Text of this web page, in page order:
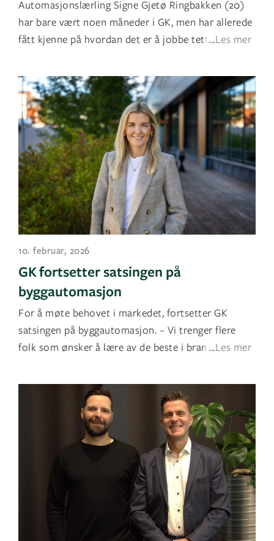
Automasjonslærling Signe Gjetø Ringbakken (20)
har bare vært noen måneder i GK, men har allerede
fått kjenne på hvordan det er å jobbe tett p
...Les mer
10. februar, 2026
GK fortsetter satsingen på
byggautomasjon
For å møte behovet i markedet, fortsetter GK
satsingen på byggautomasjon. – Vi trenger flere
folk som ønsker å lære av de beste i bransjen o
...Les mer